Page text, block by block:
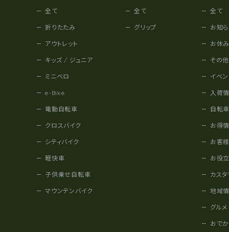
全て
折りたたみ
アウトレット
キッズ / ジュニア
ミニベロ
e-Bike
電動自転車
クロスバイク
シティバイク
軽快車
子供乗せ自転車
マウンテンバイク
全て
グリップ
全て
お知
お休
その
イベン
入荷
自転
お得
お客様
お役
カス
地域
グルメ
おで